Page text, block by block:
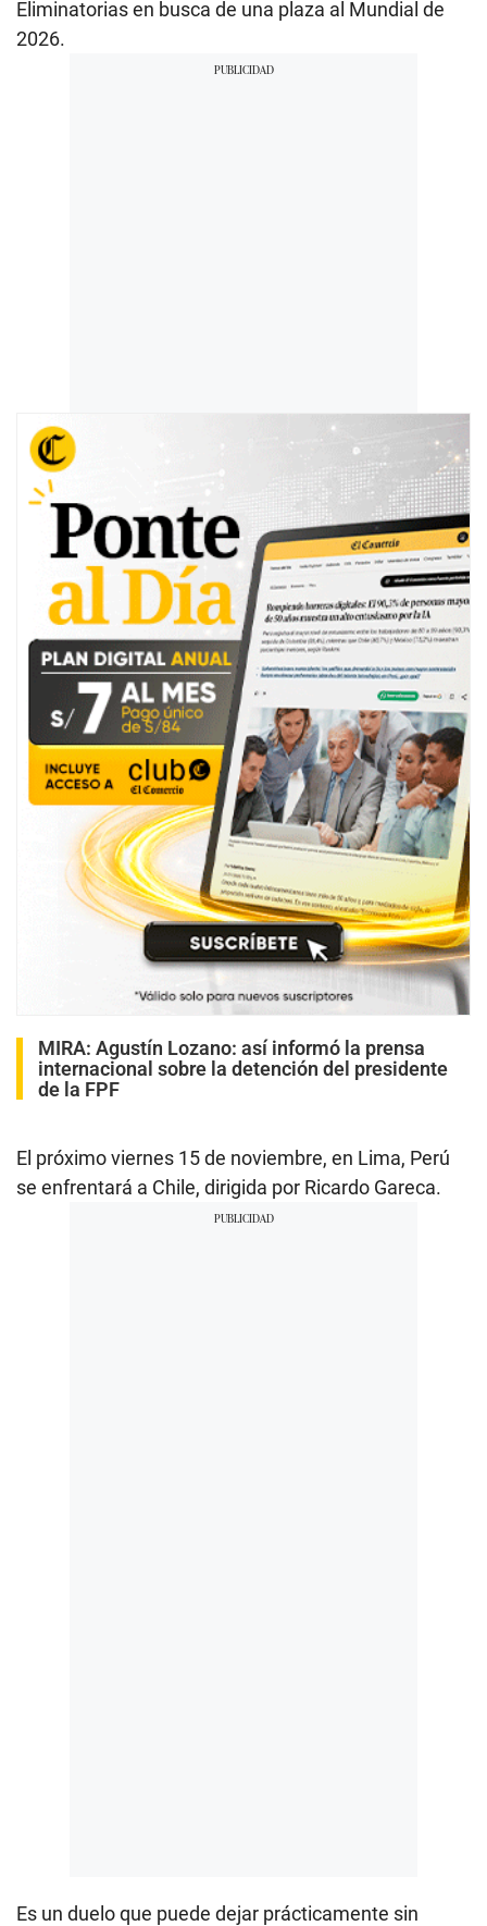
Eliminatorias en busca de una plaza al Mundial de
2026.
MIRA: Agustín Lozano: así informó la prensa
internacional sobre la detención del presidente
de la FPF
El próximo viernes 15 de noviembre, en Lima, Perú
se enfrentará a Chile, dirigida por Ricardo Gareca.
Es un duelo que puede dejar prácticamente sin